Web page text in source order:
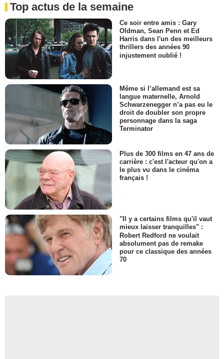
Top actus de la semaine
Ce soir entre amis : Gary
Oldman, Sean Penn et Ed
Harris dans l'un des meilleurs
thrillers des années 90
injustement oublié !
Même si l’allemand est sa
langue maternelle, Arnold
Schwarzenegger n’a pas eu le
droit de doubler son propre
personnage dans la saga
Terminator
Plus de 300 films en 47 ans de
carrière : c'est l'acteur qu'on a
le plus vu dans le cinéma
français !
"Il y a certains films qu'il vaut
mieux laisser tranquilles" :
Robert Redford ne voulait
absolument pas de remake
pour ce classique des années
70